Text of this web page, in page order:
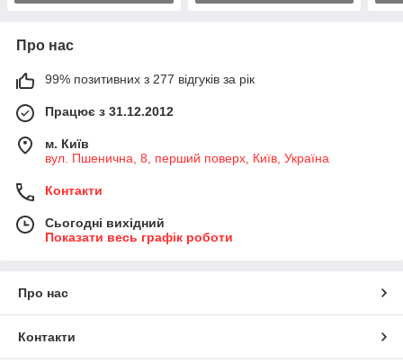
Про нас
99% позитивних з 277 відгуків за рік
Працює з 31.12.2012
м. Київ
вул. Пшенична, 8, перший поверх, Київ, Україна
Контакти
Сьогодні вихідний
Показати весь графік роботи
Про нас
Контакти